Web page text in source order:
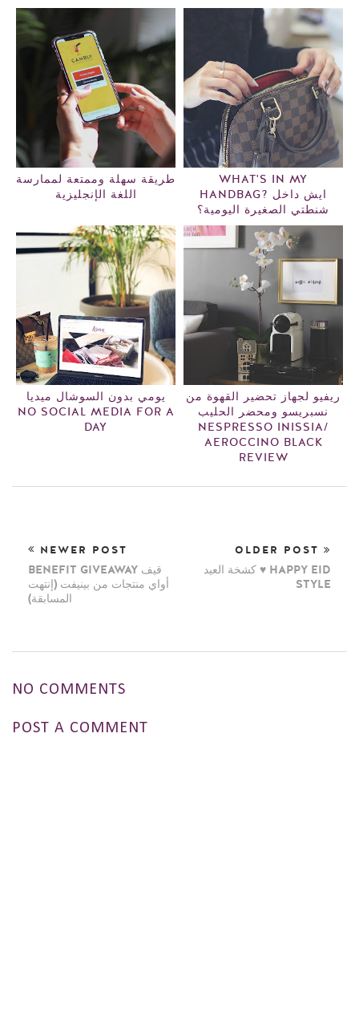
طريقة سهلة وممتعة لممارسة
اللغة الإنجليزية
WHAT'S IN MY
HANDBAG? ايش داخل
شنطتي الصغيرة اليومية؟
يومي بدون السوشال ميديا
NO SOCIAL MEDIA FOR A
DAY
ريفيو لجهاز تحضير القهوة من
نسبريسو ومحضر الحليب
NESPRESSO INISSIA/
AEROCCINO BLACK
REVIEW
NEWER POST
BENEFIT GIVEAWAY قيف
أواي منتجات من بينيفت (إنتهت
المسابقة)
OLDER POST
كشخة العيد ♥ HAPPY EID
STYLE
NO COMMENTS
POST A COMMENT